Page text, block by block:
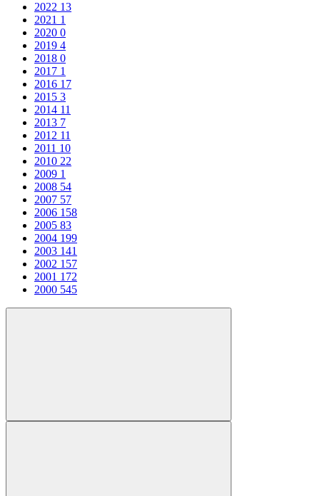
2022 13
2021 1
2020 0
2019 4
2018 0
2017 1
2016 17
2015 3
2014 11
2013 7
2012 11
2011 10
2010 22
2009 1
2008 54
2007 57
2006 158
2005 83
2004 199
2003 141
2002 157
2001 172
2000 545